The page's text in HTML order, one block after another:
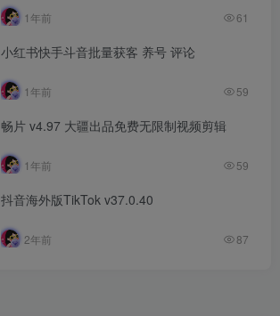
1年前 61
小红书快手斗音批量获客 养号 评论
1年前 59
畅片 v4.97 大疆出品免费无限制视频剪辑
1年前 59
抖音海外版TikTok v37.0.40
2年前 87